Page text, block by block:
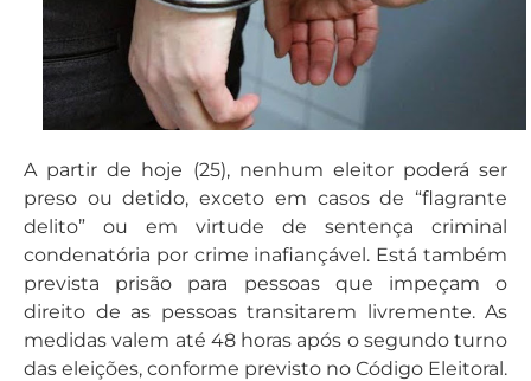
A partir de hoje (25), nenhum eleitor poderá ser
preso ou detido, exceto em casos de “flagrante
delito” ou em virtude de sentença criminal
condenatória por crime inafiançável. Está também
prevista prisão para pessoas que impeçam o
direito de as pessoas transitarem livremente. As
medidas valem até 48 horas após o segundo turno
das eleições, conforme previsto no Código Eleitoral.